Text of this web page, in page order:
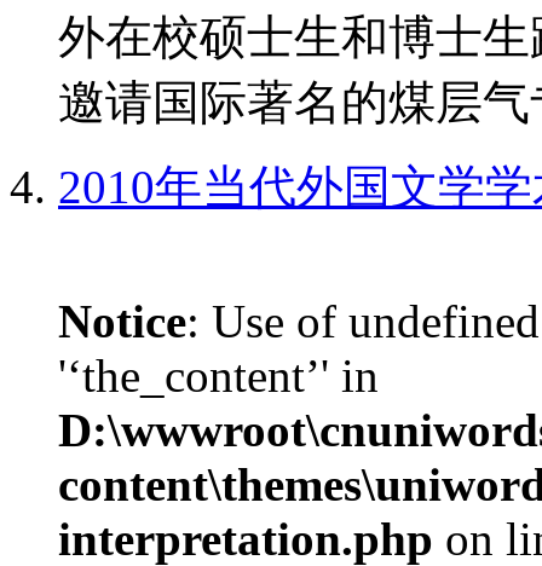
外在校硕士生和博士
邀请国际著名的煤层
2010年当代外国文学
Notice: Use of
'‘the_content’' in
interpretation.php on